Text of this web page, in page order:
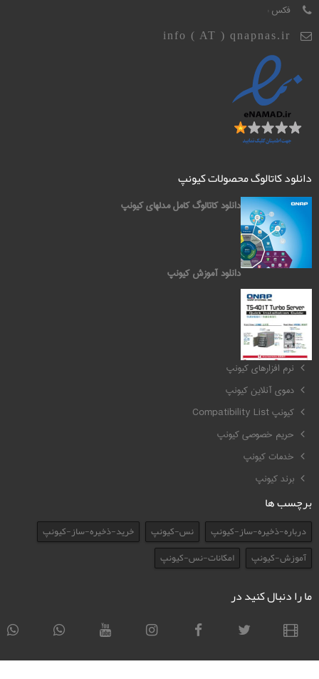
فکس :
info ( AT ) qnapnas.ir
دانلود کاتالوگ محصولات کیونپ
دانلود کاتالوگ کامل مدلهای کیونپ
دانلود آموزش کیونپ
کیونپ QNAP
نرم افزارهای کیونپ
دموی آنلاین کیونپ
کیونپ Compatibility List
حریم خصوصی کیونپ
خدمات کیونپ
برند کیونپ
برچسب ها
درباره-ذخیره-ساز-کیونپ نس-کیونپ
خرید-ذخیره-ساز-کیونپ
آموزش-کیونپ
امکانات-نس-کیونپ
ما را دنبال کنید در